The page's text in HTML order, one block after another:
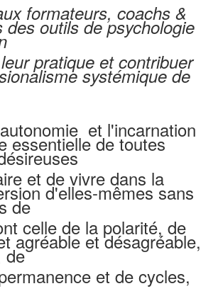
formateurs, coachs &
des outils de psychologie
leur pratique et contribuer
systémique de
et l'incarnation
essentielle de toutes
et de vivre dans la
d'elles-mêmes sans
de
celle de la polarité, de
agréable et désagréable,
de
et de cycles,